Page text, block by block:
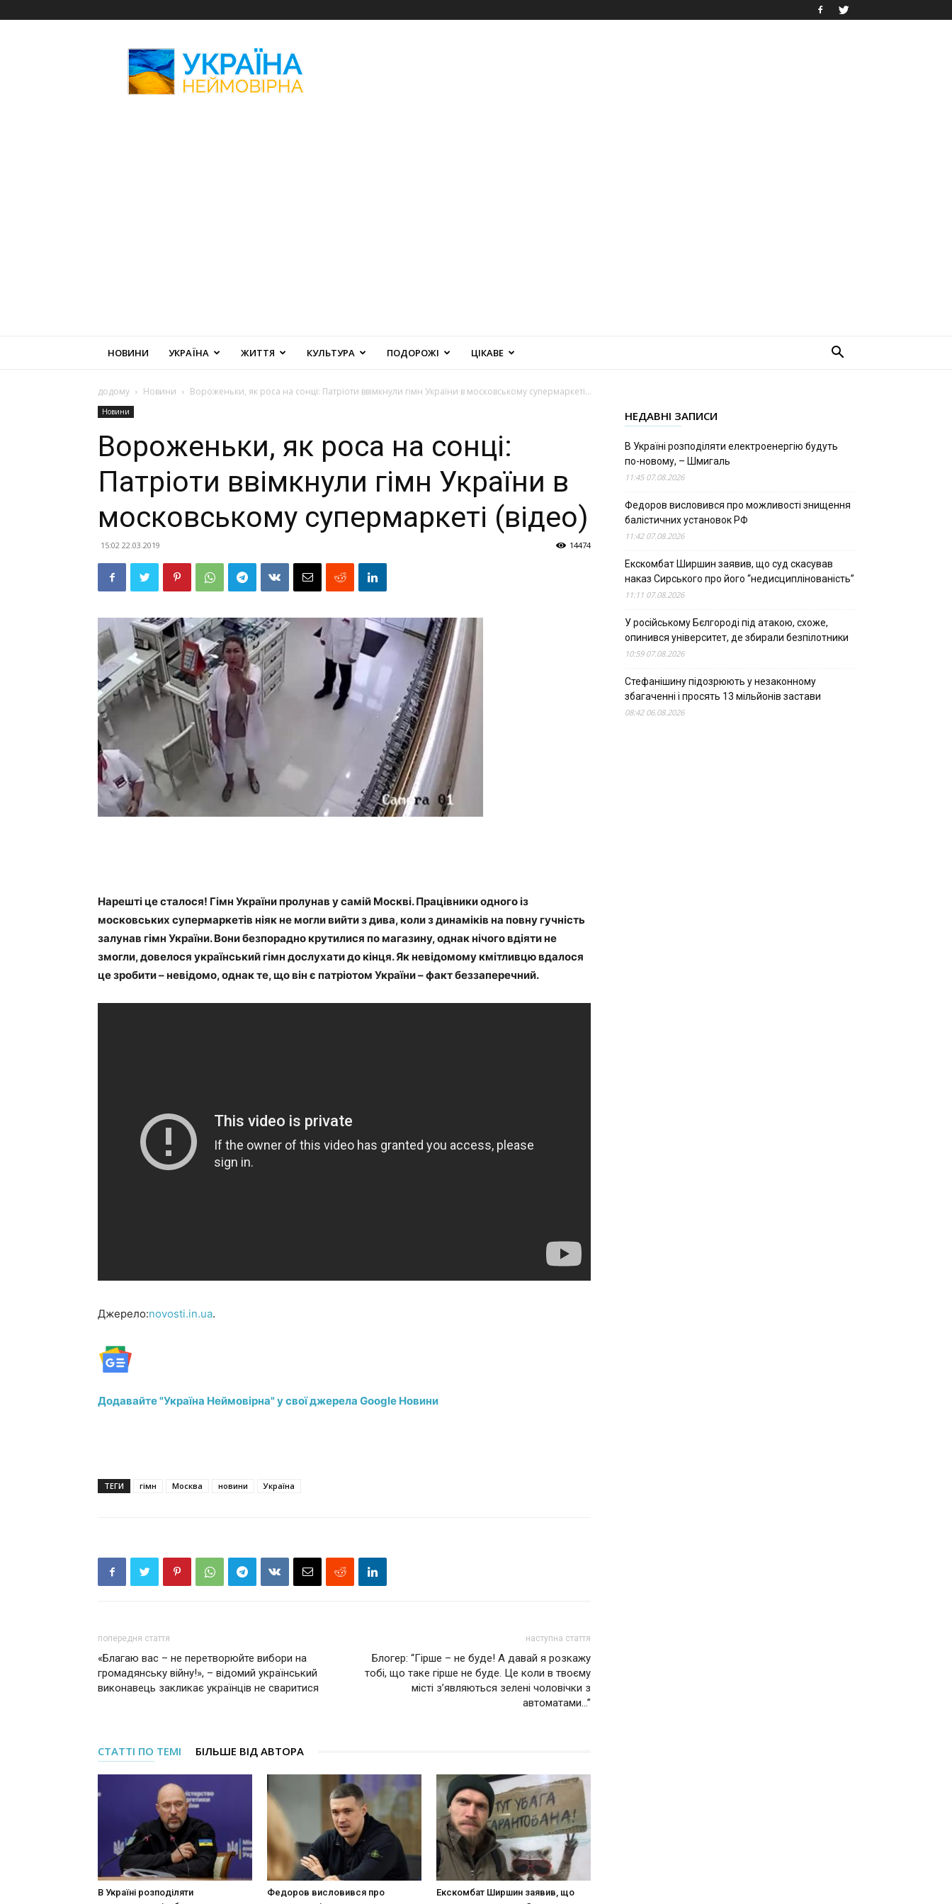
Неймовірна
НОВИНИ УКРАЇНА ЖИТТЯ КУЛЬТУРА ПОДОРОЖІ ЦІКАВЕ
додому Новини Вороженьки, як роса на сонці: Патріоти ввімкнули гімн України в московському супермаркеті...
Новини
Вороженьки, як роса на сонці:
Патріоти ввімкнули гімн України в
московському супермаркеті (відео)
15:02 22.03.2019 14474
Нарешті це сталося! Гімн України пролунав у самій Москві. Працівники одного із
московських супермаркетів ніяк не могли вийти з дива, коли з динаміків на повну гучність
залунав гімн України. Вони безпорадно крутилися по магазину, однак нічого вдіяти не
змогли, довелося український гімн дослухати до кінця. Як невідомому кмітливцю вдалося
це зробити – невідомо, однак те, що він є патріотом України – факт беззаперечний.
Джерело:novosti.in.ua.
Додавайте "Україна Неймовірна" у свої джерела Google Новини
ТЕГИ гімн Москва новини Україна
попередня стаття
«Благаю вас – не перетворюйте вибори на
громадянську війну!», – відомий український
виконавець закликає українців не сваритися
наступна стаття
Блогер: “Гірше – не буде! А давай я розкажу
тобі, що таке гірше не буде. Це коли в твоєму
місті з’являються зелені чоловічки з
автоматами…”
СТАТТІ ПО ТЕМІ БІЛЬШЕ ВІД АВТОРА
В Україні розподіляти
Федоров висловився про
Екскомбат Ширшин заявив, що
НЕДАВНІ ЗАПИСИ
В Україні розподіляти електроенергію будуть
по-новому, – Шмигаль
11:45 07.08.2026
Федоров висловився про можливості знищення
балістичних установок РФ
11:42 07.08.2026
Екскомбат Ширшин заявив, що суд скасував
наказ Сирського про його “недисциплінованість”
11:11 07.08.2026
У російському Бєлгороді під атакою, схоже,
опинився університет, де збирали безпілотники
10:59 07.08.2026
Стефанішину підозрюють у незаконному
збагаченні і просять 13 мільйонів застави
08:42 06.08.2026